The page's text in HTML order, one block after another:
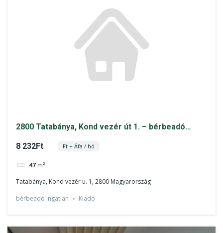
2800 Tatabánya, Kond vezér út 1. – bérbeadó
8 232Ft Ft + Áfa / hó
47 m²
Tatabánya, Kond vezér u. 1, 2800 Magyarország
bérbeadó ingatlan Kiadó